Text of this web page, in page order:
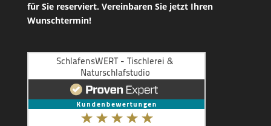
für Sie reserviert. Vereinbaren Sie jetzt Ihren
Wunschtermin!